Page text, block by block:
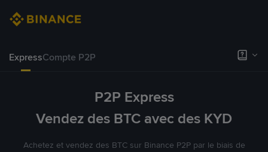
ExpressCompte P2P
P2P Express
Vendez des BTC avec des KYD
Achetez et vendez des BTC sur Binance P2P par le biais de